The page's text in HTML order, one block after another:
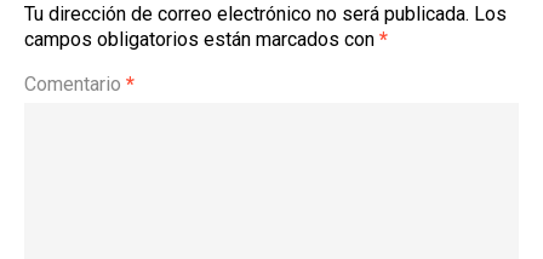
Tu dirección de correo electrónico no será publicada. Los
campos obligatorios están marcados con *
Comentario *